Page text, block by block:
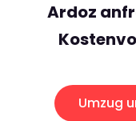
Ardoz
Umzug